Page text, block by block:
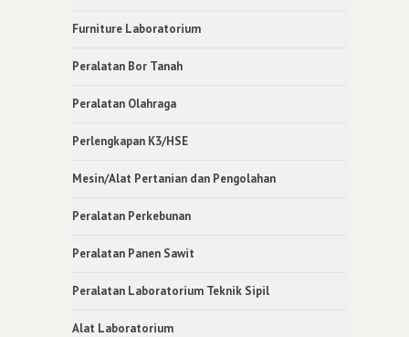
Furniture Laboratorium
Peralatan Bor Tanah
Peralatan Olahraga
Perlengkapan K3/HSE
Mesin/Alat Pertanian dan Pengolahan
Peralatan Perkebunan
Peralatan Panen Sawit
Peralatan Laboratorium Teknik Sipil
Alat Laboratorium